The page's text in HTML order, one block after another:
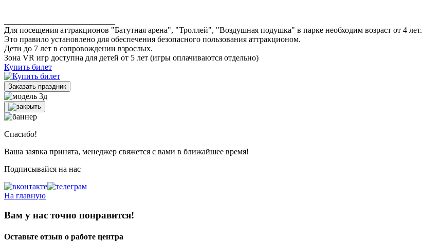
Для посещения аттракционов "Батутная арена", "Троллей", "Воздушная подушка" в парке необходим возраст от 4 лет.
Это правило установлено для обеспечения безопасного пользования аттракционом.
Дети до 7 лет в сопровождении взрослых.
Зона VR игр доступна для детей от 5 лет (игры оплачиваются отдельно)
Купить билет
Заказать праздник
Спасибо!
Ваша заявка принята, менеджер свяжется с вами в ближайшее время!
Подписывайся на нас
На главную
Вам у нас точно понравится!
Оставьте отзыв о работе центра